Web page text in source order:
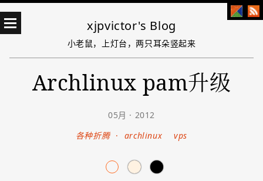
xjpvictor's Blog
小老鼠，上灯台，两只耳朵竖起来
Archlinux pam升级
05月 · 2012
各种折腾 · archlinux vps